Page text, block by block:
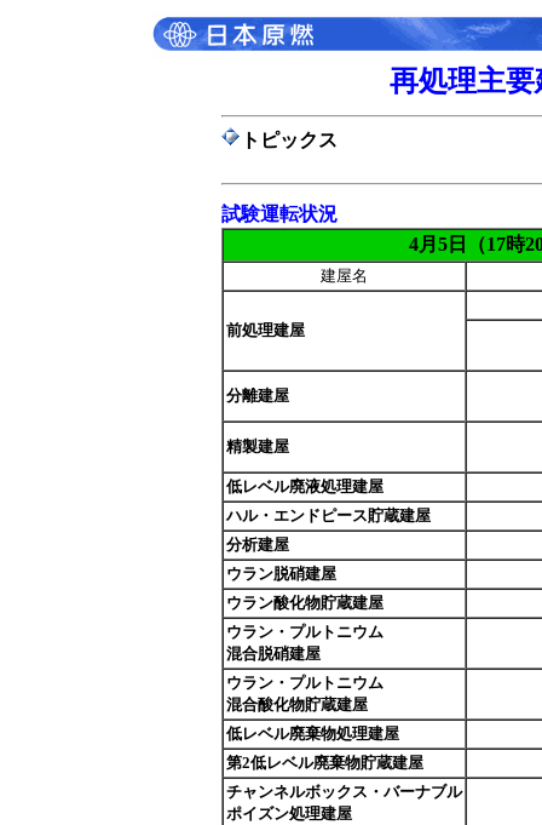
再処理主
トピックス
試験運転状況
4月5日（17時
建屋名
前処理建屋
分離建屋
精製建屋
低レベル廃液処理建屋
ハル・エンドピース貯蔵建屋
分析建屋
ウラン脱硝建屋
ウラン酸化物貯蔵建屋
ウラン・プルトニウム
混合脱硝建屋
ウラン・プルトニウム
混合酸化物貯蔵建屋
低レベル廃棄物処理建屋
第2低レベル廃棄物貯蔵建屋
チャンネルボックス・バーナブル
ポイズン処理建屋